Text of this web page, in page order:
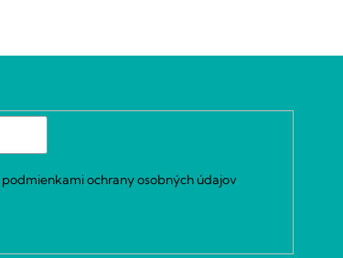
podmienkami ochrany osobných údajov